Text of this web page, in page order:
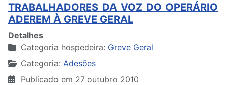
TRABALHADORES DA VOZ DO OPERÁRIO
ADEREM À GREVE GERAL
Detalhes
Categoria hospedeira: Greve Geral
Categoria: Adesões
Publicado em 27 outubro 2010